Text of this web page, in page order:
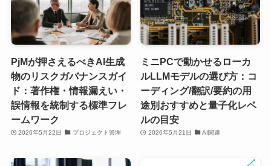
PjMが押さえるべきAI生成
物のリスクガバナンスガイ
ド：著作権・情報漏えい・
誤情報を統制する標準フレ
ームワーク
2026年5月22日 プロジェクト管理
ミニPCで動かせるローカ
ルLLMモデルの選び方：コ
ーディング/翻訳/要約の用
途別おすすめと量子化レベ
ルの目安
2026年5月21日 AI関連